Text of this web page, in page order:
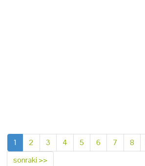
1 2 3 4 5 6 7 8
sonraki >>